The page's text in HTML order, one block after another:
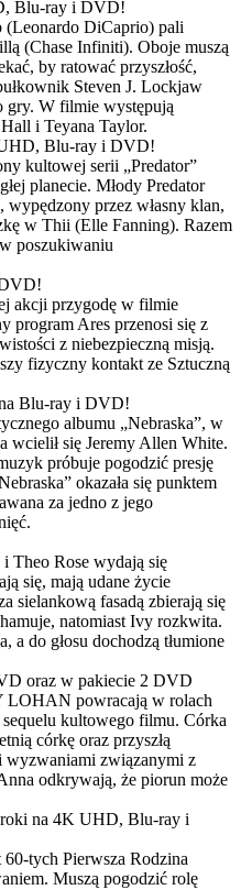
Blu-ray i DVD!
(Leonardo DiCaprio) pali
(Chase Infiniti). Oboje muszą
by ratować przyszłość,
Steven J. Lockjaw
gry. W filmie występują
i Teyana Taylor.
UHD, Blu-ray i DVD!
kultowej serii „Predator”
planecie. Młody Predator
przez własny klan,
w Thii (Elle Fanning). Razem
poszukiwaniu
akcji przygodę w filmie
program Ares przenosi się z
z niebezpieczną misją.
fizyczny kontakt ze Sztuczną
Blu-ray i DVD!
albumu „Nebraska”, w
wcielił się Jeremy Allen White.
próbuje pogodzić presję
okazała się punktem
za jedno z jego
Theo Rose wydają się
się, mają udane życie
sielankową fasadą zbierają się
natomiast Ivy rozkwita.
a do głosu dochodzą tłumione
oraz w pakiecie 2 DVD
powracają w rolach
kultowego filmu. Córka
córkę oraz przyszłą
wyzwaniami związanymi z
odkrywają, że piorun może
na 4K UHD, Blu-ray i
tych Pierwsza Rodzina
Muszą pogodzić rolę